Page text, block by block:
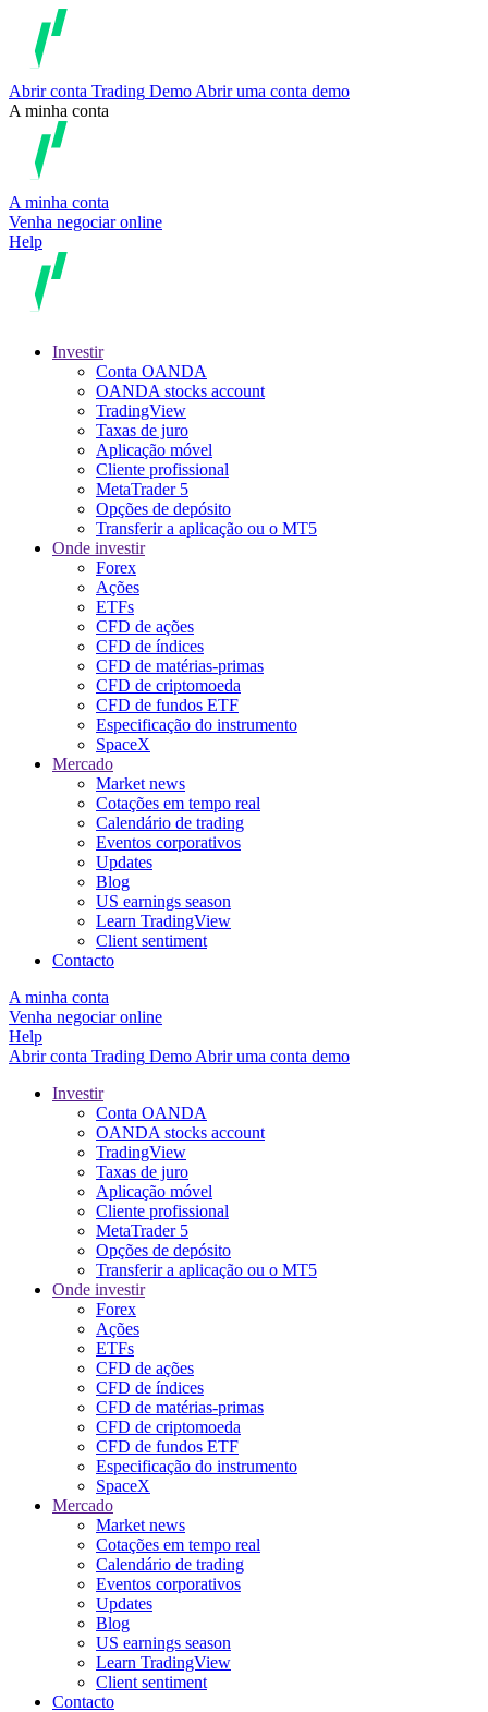
Abrir conta Trading Demo Abrir uma conta demo
A minha conta
A minha conta
Venha negociar online
Help
Investir
Conta OANDA
OANDA stocks account
TradingView
Taxas de juro
Aplicação móvel
Cliente profissional
MetaTrader 5
Opções de depósito
Transferir a aplicação ou o MT5
Onde investir
Forex
Ações
ETFs
CFD de ações
CFD de índices
CFD de matérias-primas
CFD de criptomoeda
CFD de fundos ETF
Especificação do instrumento
SpaceX
Mercado
Market news
Cotações em tempo real
Calendário de trading
Eventos corporativos
Updates
Blog
US earnings season
Learn TradingView
Client sentiment
Contacto
A minha conta
Venha negociar online
Help
Abrir conta Trading Demo Abrir uma conta demo
Investir
Conta OANDA
OANDA stocks account
TradingView
Taxas de juro
Aplicação móvel
Cliente profissional
MetaTrader 5
Opções de depósito
Transferir a aplicação ou o MT5
Onde investir
Forex
Ações
ETFs
CFD de ações
CFD de índices
CFD de matérias-primas
CFD de criptomoeda
CFD de fundos ETF
Especificação do instrumento
SpaceX
Mercado
Market news
Cotações em tempo real
Calendário de trading
Eventos corporativos
Updates
Blog
US earnings season
Learn TradingView
Client sentiment
Contacto